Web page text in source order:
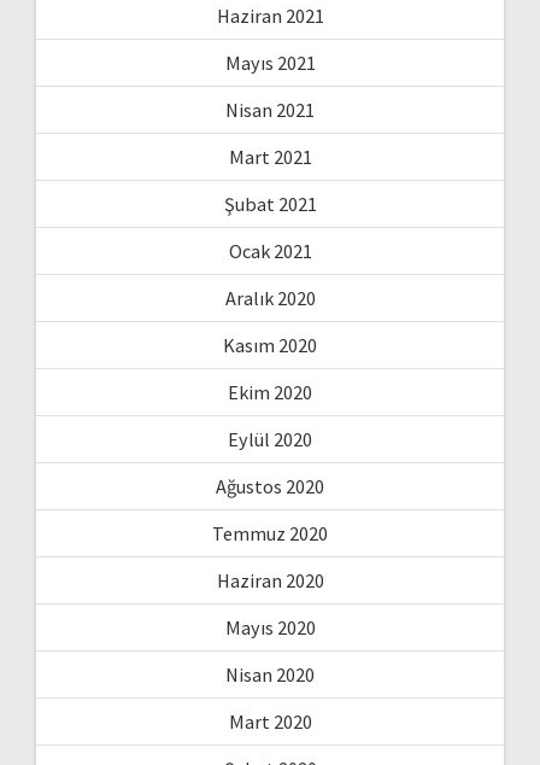
Haziran 2021
Mayıs 2021
Nisan 2021
Mart 2021
Şubat 2021
Ocak 2021
Aralık 2020
Kasım 2020
Ekim 2020
Eylül 2020
Ağustos 2020
Temmuz 2020
Haziran 2020
Mayıs 2020
Nisan 2020
Mart 2020